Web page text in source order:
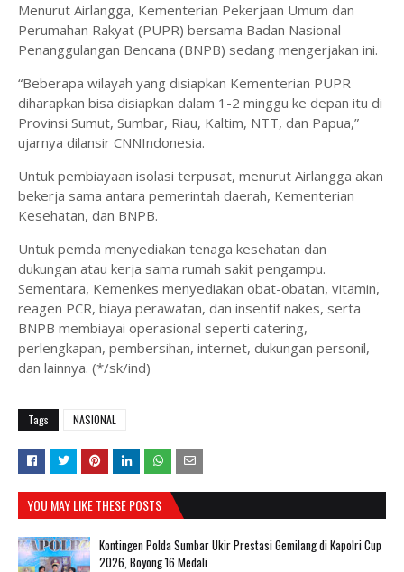
Menurut Airlangga, Kementerian Pekerjaan Umum dan
Perumahan Rakyat (PUPR) bersama Badan Nasional
Penanggulangan Bencana (BNPB) sedang mengerjakan ini.
“Beberapa wilayah yang disiapkan Kementerian PUPR
diharapkan bisa disiapkan dalam 1-2 minggu ke depan itu di
Provinsi Sumut, Sumbar, Riau, Kaltim, NTT, dan Papua,”
ujarnya dilansir CNNIndonesia.
Untuk pembiayaan isolasi terpusat, menurut Airlangga akan
bekerja sama antara pemerintah daerah, Kementerian
Kesehatan, dan BNPB.
Untuk pemda menyediakan tenaga kesehatan dan
dukungan atau kerja sama rumah sakit pengampu.
Sementara, Kemenkes menyediakan obat-obatan, vitamin,
reagen PCR, biaya perawatan, dan insentif nakes, serta
BNPB membiayai operasional seperti catering,
perlengkapan, pembersihan, internet, dukungan personil,
dan lainnya. (*/sk/ind)
Tags NASIONAL
YOU MAY LIKE THESE POSTS
Kontingen Polda Sumbar Ukir Prestasi Gemilang di Kapolri Cup
2026, Boyong 16 Medali